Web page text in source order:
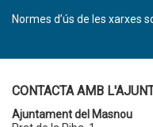
Normes d’ús de les xarxes
CONTACTA AMB
Ajuntament del Masnou